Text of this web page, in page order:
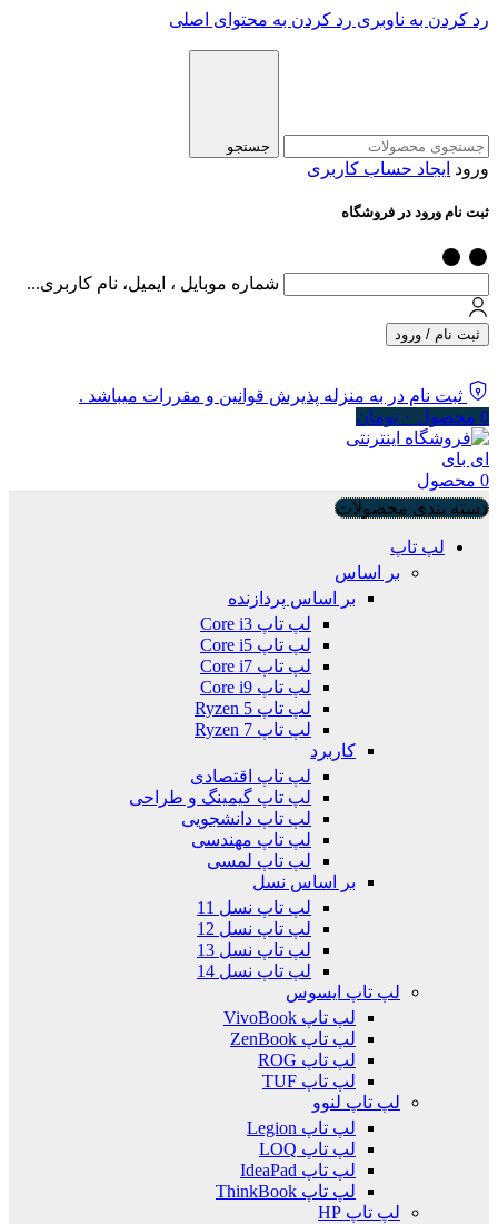
رد کردن به ناوبری رد کردن به محتوای اصلی
جستجو
ورود ایجاد حساب کاربری
ثبت نام ورود در فروشگاه
شماره موبایل ، ایمیل، نام کاربری...
ثبت نام / ورود
ثبت نام در به منزله پذیرش قوانین و مقررات میباشد .
0 محصول ۰ تومان
0 محصول
دسته بندی محصولات
لپ تاپ
بر اساس
بر اساس پردازنده
لپ تاپ Core i3
لپ تاپ Core i5
لپ تاپ Core i7
لپ تاپ Core i9
لپ تاپ Ryzen 5
لپ تاپ Ryzen 7
کاربرد
لپ تاپ اقتصادی
لپ تاپ گیمینگ و طراحی
لپ تاپ دانشجویی
لپ تاپ مهندسی
لپ تاپ لمسی
بر اساس نسل
لپ تاپ نسل 11
لپ تاپ نسل 12
لپ تاپ نسل 13
لپ تاپ نسل 14
لپ تاپ ایسوس
لپ تاپ VivoBook
لپ تاپ ZenBook
لپ تاپ ROG
لپ تاپ TUF
لپ تاپ لنوو
لپ تاپ Legion
لپ تاپ LOQ
لپ تاپ IdeaPad
لپ تاپ ThinkBook
لپ تاپ HP